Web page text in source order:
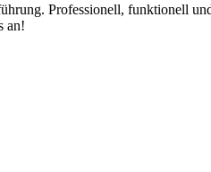
Professionell, funktionell
an!